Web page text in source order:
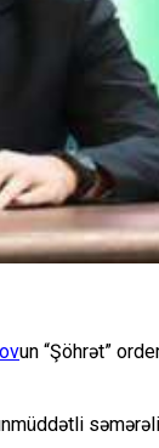
un “Şöhrət”